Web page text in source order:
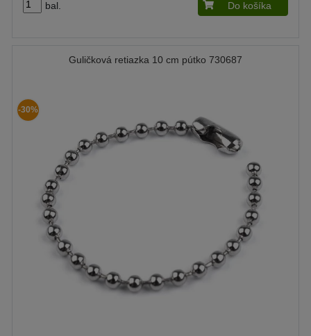
bal. Do košíka
Guličková retiazka 10 cm pútko 730687
-30%